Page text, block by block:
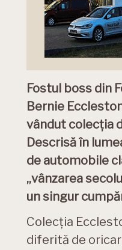
Fostul boss din
Bernie
vândut colecţia
Descrisă în
de automobile
„vânzarea
un singur
Colecția
diferită de